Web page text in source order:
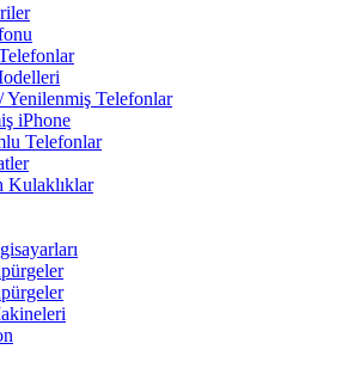
Telefonlar
iPhone
Telefonlar
Kulaklıklar